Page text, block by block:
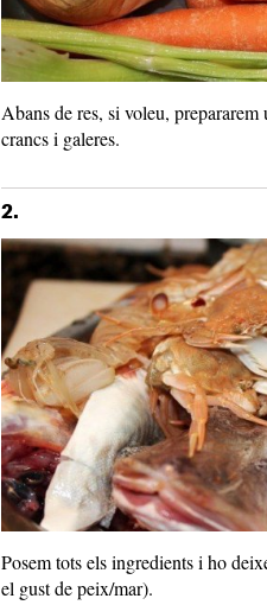
Abans de res, si voleu,
crancs i galeres.
2.
Posem tots els ingredients i ho
el gust de peix/mar).